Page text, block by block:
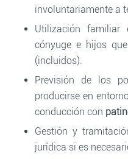
involuntariamente a
Utilización familiar
cónyuge e hijos
(incluidos).
Previsión de los
producirse en
conducción con
Gestión y
jurídica si es